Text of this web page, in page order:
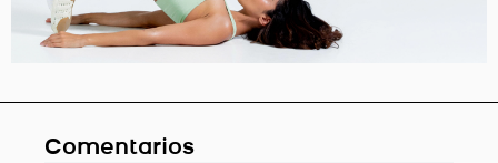
Comentarios